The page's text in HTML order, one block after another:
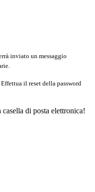
inviato un messaggio
il reset della password
di posta elettronica!